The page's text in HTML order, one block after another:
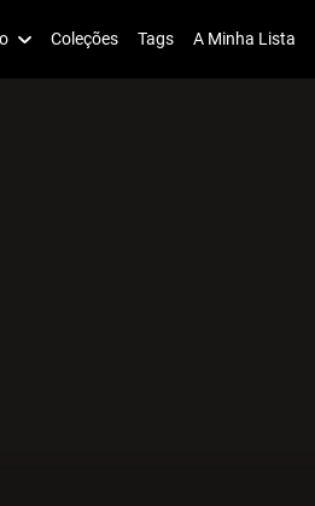
Coleções Tags A Minha Lista